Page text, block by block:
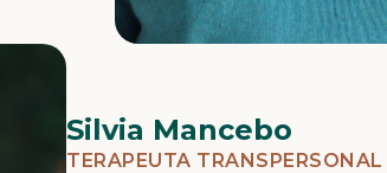
Silvia Mancebo
TERAPEUTA TRANSPERSONAL